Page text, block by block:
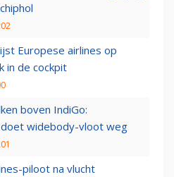
Europese airlines op
in de cockpit
boven IndiGo:
widebody-vloot weg
piloot na vlucht